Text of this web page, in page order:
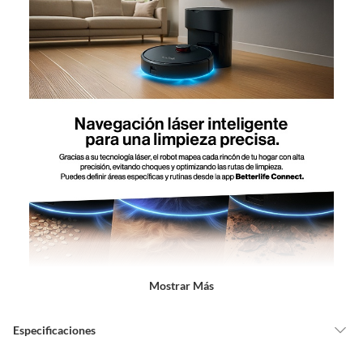
Productos que, por su naturaleza, no puedan ser devueltos,
puedan deteriorarse o caducar con rapidez.
Confeccionados a la medida.
De uso personal.
En sodimac.cl te damos 30 días desde que recibes el producto
Productos digitales que se entregan a través de una descarga
electrónica, por ejemplo, cupones de experiencia o programas
para el computador.
Productos a pedido o confeccionados a medida.
Productos que han sido informados como imperfectos, usados,
reparados, abiertos, de segunda selección, remanufacturados o
con alguna deficiencia, que sean comprados en esa condición a
Pinturas de un color a solicitud.
Mostrar Más
Especificaciones